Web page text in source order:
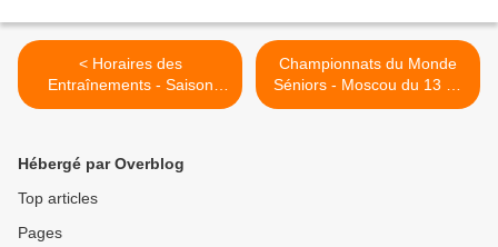
< Horaires des
Entraînements - Saison
2015-2016
Championnats du Monde
Séniors - Moscou du 13 au
19 juillet. >
Hébergé par Overblog
Top articles
Pages